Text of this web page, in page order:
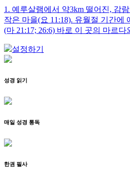
1. 예루살램에서 약3km 떨어진, 감
작은 마을(요 11:18). 유월절 기간에
(마 21:17; 26:6) 바로 이 곳의 마르
아 ..설정하기
성경 읽기
매일 성경 통독
한권 필사